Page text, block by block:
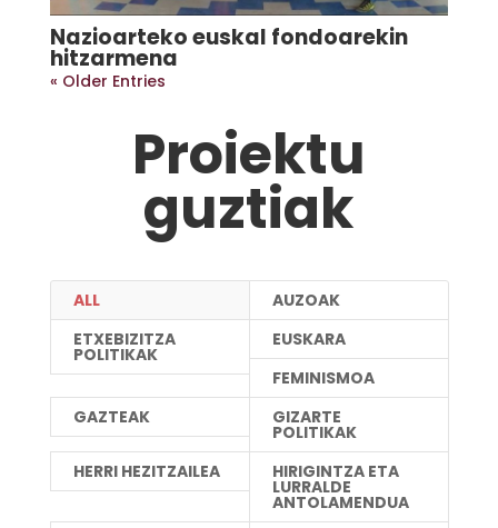
Nazioarteko euskal fondoarekin
hitzarmena
« Older Entries
Proiektu
guztiak
ALL
AUZOAK
ETXEBIZITZA
POLITIKAK
EUSKARA
FEMINISMOA
GAZTEAK
GIZARTE
POLITIKAK
HERRI HEZITZAILEA
HIRIGINTZA ETA
LURRALDE
ANTOLAMENDUA